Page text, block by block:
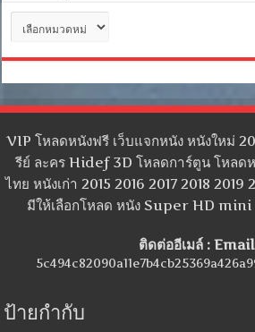
หมู่
VIP โหลดหนังฟรี เว็บแจกหนัง หนังใหม่
รีย์ ละคร Hidef 3D โหลดการ์ตูน โหลด
ไทย หนังเก่า 2015 2016 2017 2018
มีให้เลือกโหลด หนัง Super HD
ติดต่ออีเมล์ :
ป้ายกำกับ